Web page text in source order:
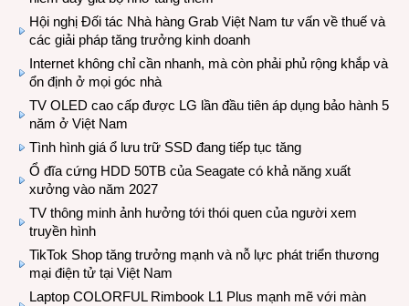
Hội nghị Đối tác Nhà hàng Grab Việt Nam tư vấn về thuế và
các giải pháp tăng trưởng kinh doanh
Internet không chỉ cần nhanh, mà còn phải phủ rộng khắp và
ổn định ở mọi góc nhà
TV OLED cao cấp được LG lần đầu tiên áp dụng bảo hành 5
năm ở Việt Nam
Tình hình giá ổ lưu trữ SSD đang tiếp tục tăng
Ổ đĩa cứng HDD 50TB của Seagate có khả năng xuất
xưởng vào năm 2027
TV thông minh ảnh hưởng tới thói quen của người xem
truyền hình
TikTok Shop tăng trưởng mạnh và nỗ lực phát triển thương
mại điện tử tại Việt Nam
Laptop COLORFUL Rimbook L1 Plus mạnh mẽ với màn